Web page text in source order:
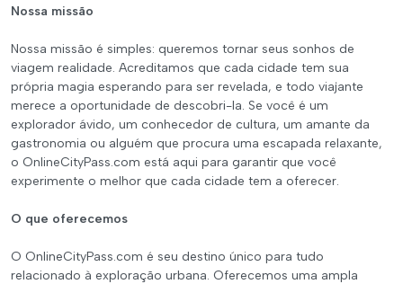
Nossa missão
Nossa missão é simples: queremos tornar seus sonhos de
viagem realidade. Acreditamos que cada cidade tem sua
própria magia esperando para ser revelada, e todo viajante
merece a oportunidade de descobri-la. Se você é um
explorador ávido, um conhecedor de cultura, um amante da
gastronomia ou alguém que procura uma escapada relaxante,
o OnlineCityPass.com está aqui para garantir que você
experimente o melhor que cada cidade tem a oferecer.
O que oferecemos
O OnlineCityPass.com é seu destino único para tudo
relacionado à exploração urbana. Oferecemos uma ampla